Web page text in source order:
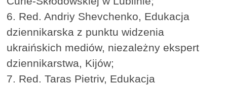
6. Red. Andriy Shevchenko, Edukacja
dziennikarska z punktu widzenia
ukraińskich mediów, niezależny ekspert
dziennikarstwa, Kijów;
7. Red. Taras Pietriv, Edukacja